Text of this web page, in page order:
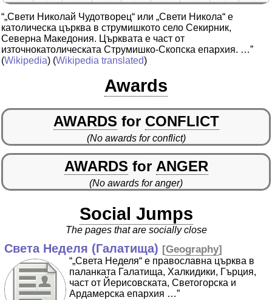
“„Свети Николай Чудотворец“ или „Свети Никола“ е
католическа църква в струмишкото село Секирник,
Северна Македония. Църквата е част от
източнокатолическата Струмишко-Скопска епархия. …”
(Wikipedia) (Wikipedia translated)
Awards
AWARDS for CONFLICT
(No awards for conflict)
AWARDS for ANGER
(No awards for anger)
Social Jumps
The pages that are socially close
Света Неделя (Галатища) [Geography]
“„Света Неделя“ е православна църква в
паланката Галатища, Халкидики, Гърция,
част от Йерисовската, Светогорска и
Ардамерска епархия …”